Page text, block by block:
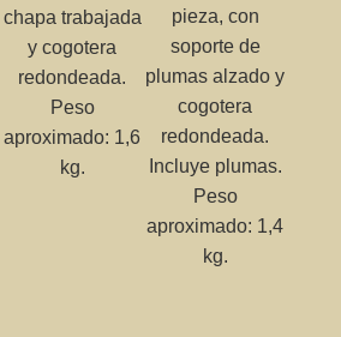
chapa trabajada
y cogotera
redondeada.
Peso
aproximado: 1,6
kg.
pieza, con
soporte de
plumas alzado y
cogotera
redondeada.
Incluye plumas.
Peso
aproximado: 1,4
kg.